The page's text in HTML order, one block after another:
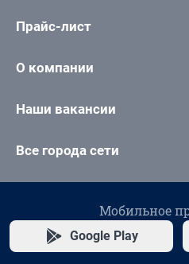
Прайс-лист
О компании
Наши вакансии
Все города сети
Мобильное
Google Play